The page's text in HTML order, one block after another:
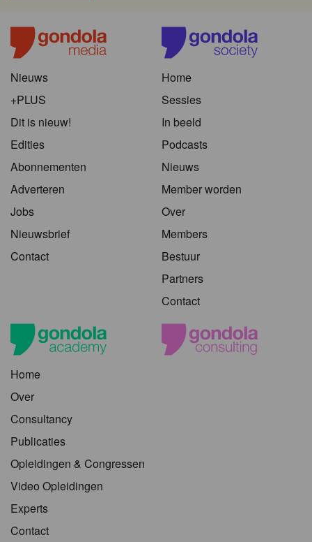
Nieuws
+PLUS
Dit is nieuw!
Edities
Abonnementen
Adverteren
Jobs
Nieuwsbrief
Contact
Home
Sessies
In beeld
Podcasts
Nieuws
Member worden
Over
Members
Bestuur
Partners
Contact
Home
Over
Consultancy
Publicaties
Opleidingen & Congressen
Video Opleidingen
Experts
Contact